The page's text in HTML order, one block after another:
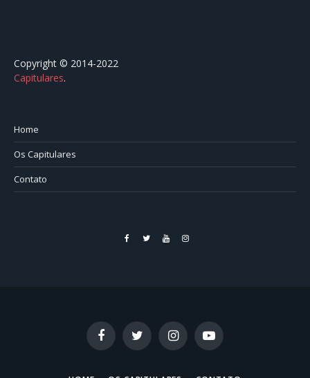
Copyright © 2014-2022
Capitulares.⠀⠀⠀⠀⠀⠀⠀⠀⠀⠀⠀⠀⠀⠀⠀⠀⠀⠀⠀⠀⠀⠀⠀⠀⠀⠀⠀
Home
Os Capitulares
Contato
FacebookTwitterYouTubeInstagram
FacebookTwitter InstagramYouTube